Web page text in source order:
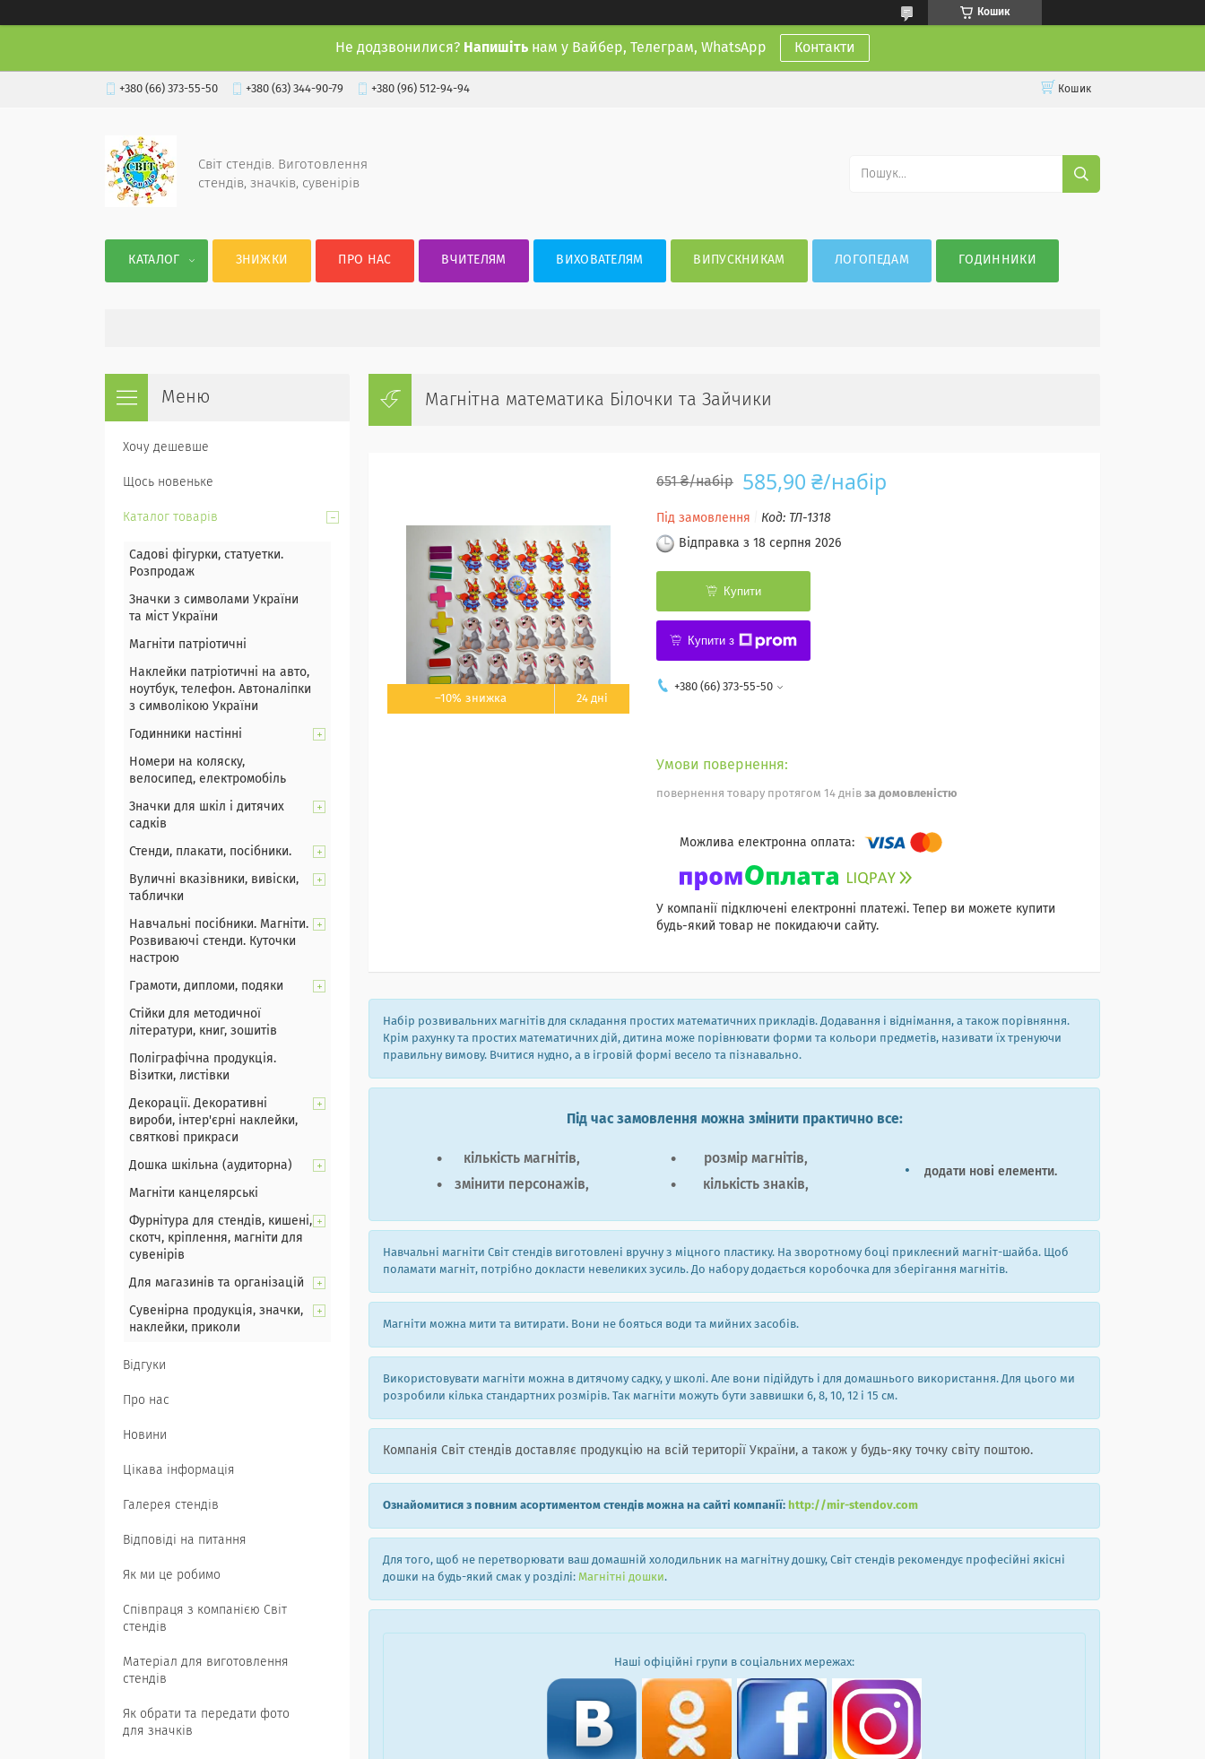
Кошик
Не додзвонилися? Напишіть нам у Вайбер, Телеграм, WhatsApp Контакти
+380 (66) 373-55-50 +380 (63) 344-90-79 +380 (96) 512-94-94 Кошик
Світ стендів. Виготовлення
стендів, значків, сувенірів
КАТАЛОГ ЗНИЖКИ ПРО НАС ВЧИТЕЛЯМ ВИХОВАТЕЛЯМ ВИПУСКНИКАМ ЛОГОПЕДАМ ГОДИННИКИ
Магнітна математика Білочки та Зайчики
–10% 24 дні
651 ₴/набір 585,90 ₴/набір
Під замовлення Код: ТЛ-1318
Відправка з 18 серпня 2026
Купити
Купити з
+380 (66) 373-55-50
повернення товару протягом 14 днів за домовленістю
У компанії підключені електронні платежі. Тепер ви можете купити
будь-який товар не покидаючи сайту.
Набір розвивальних магнітів для складання простих математичних прикладів. Додавання і віднімання, а також порівняння.
Крім рахунку та простих математичних дій, дитина може порівнювати форми та кольори предметів, називати їх тренуючи
правильну вимову. Вчитися нудно, а в ігровій формі весело та пізнавально.
Під час замовлення можна змінити практично все:
кількість магнітів,
змінити персонажів,
розмір магнітів,
кількість знаків,
додати нові елементи.
Навчальні магніти Світ стендів виготовлені вручну з міцного пластику. На зворотному боці приклеєний магніт-шайба. Щоб
поламати магніт, потрібно докласти невеликих зусиль. До набору додається коробочка для зберігання магнітів.
Магніти можна мити та витирати. Вони не бояться води та мийних засобів.
Використовувати магніти можна в дитячому садку, у школі. Але вони підійдуть і для домашнього використання. Для цього ми
розробили кілька стандартних розмірів. Так магніти можуть бути заввишки 6, 8, 10, 12 і 15 см.
Компанія Світ стендів доставляє продукцію на всій території України, а також у будь-яку точку світу поштою.
Ознайомитися з повним асортиментом стендів можна на сайті компанії: http://mir-stendov.com
Для того, щоб не перетворювати ваш домашній холодильник на магнітну дошку, Світ стендів рекомендує професійні якісні
дошки на будь-який смак у розділі: Магнітні дошки.
Наші офіційні групи в соціальних мережах:
Хочу дешевше
Щось новеньке
Каталог товарів
Садові фігурки, статуетки.
Розпродаж
Значки з символами України
та міст України
Магніти патріотичні
Наклейки патріотичні на авто,
ноутбук, телефон. Автоналіпки
з символікою України
Годинники настінні
Номери на коляску,
велосипед, електромобіль
Значки для шкіл і дитячих
садків
Стенди, плакати, посібники.
Вуличні вказівники, вивіски,
таблички
Навчальні посібники. Магніти.
Розвиваючі стенди. Куточки
настрою
Грамоти, дипломи, подяки
Стійки для методичної
літератури, книг, зошитів
Поліграфічна продукція.
Візитки, листівки
Декорації. Декоративні
вироби, інтер'єрні наклейки,
святкові прикраси
Дошка шкільна (аудиторна)
Магніти канцелярські
Фурнітура для стендів, кишені,
скотч, кріплення, магніти для
сувенірів
Для магазинів та організацій
Сувенірна продукція, значки,
наклейки, приколи
Відгуки
Про нас
Новини
Цікава інформація
Галерея стендів
Відповіді на питання
Як ми це робимо
Співпраця з компанією Світ
стендів
Матеріал для виготовлення
стендів
Як обрати та передати фото
для значків